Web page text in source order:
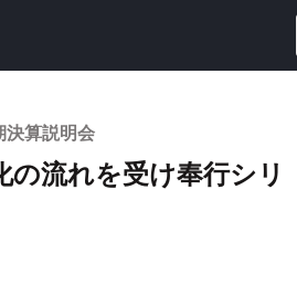
算説明会
流れを受け奉行シリ